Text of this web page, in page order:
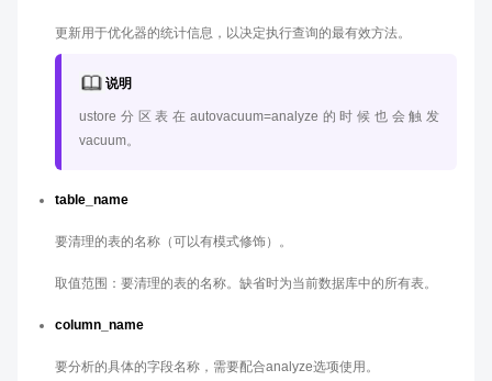
更新用于优化器的统计信息，以决定执行查询的最有效方法。
说明
ustore分区表在autovacuum=analyze的时候也会触发
vacuum。
table_name
要清理的表的名称（可以有模式修饰）。
取值范围：要清理的表的名称。缺省时为当前数据库中的所有表。
column_name
要分析的具体的字段名称，需要配合analyze选项使用。